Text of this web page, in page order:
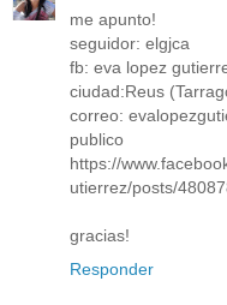
me apunto!
seguidor: elgjca
fb: eva lopez
ciudad:Reus
correo:
https://
utierrez/posts/
gracias!
Responder